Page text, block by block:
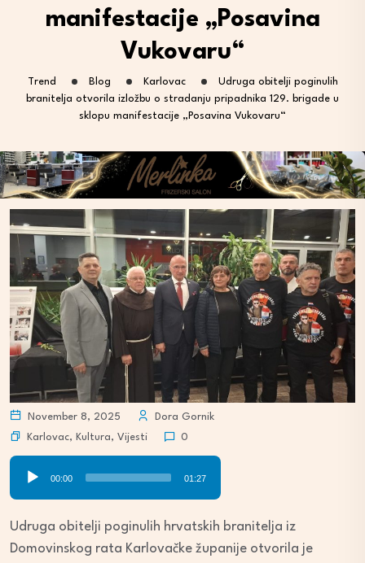
manifestacije „Posavina
Vukovaru“
Trend Blog Karlovac
Udruga obitelji poginulih
branitelja otvorila izložbu o stradanju pripadnika 129. brigade u
sklopu manifestacije „Posavina Vukovaru“
November 8, 2025
Dora Gornik
Karlovac, Kultura, Vijesti 0
00:00 01:27
Udruga obitelji poginulih hrvatskih branitelja iz
Domovinskog rata Karlovačke županije otvorila je